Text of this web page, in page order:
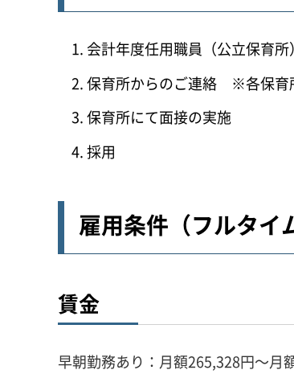
会計年度任用職員（公立保育
保育所からのご連絡 ※各保育
保育所にて面接の実施
採用
雇用条件（フルタイ
賃金
早朝勤務あり：月額265,328円～月